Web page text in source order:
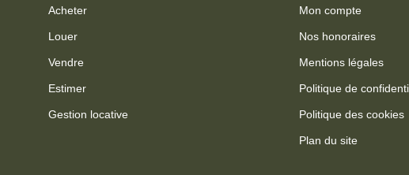
Acheter
Louer
Vendre
Estimer
Gestion locative
Mon compte
Nos honoraires
Mentions légales
Politique de
Politique des cookies
Plan du site